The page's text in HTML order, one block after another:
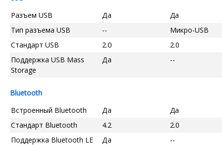
Разъем USB
Да
Да
Тип разъема USB
--
Микро-USB
Стандарт USB
2.0
2.0
Поддержка USB Mass
Storage
Да --
Bluetooth
Встроенный Bluetooth
Да
Да
Стандарт Bluetooth
4.2
2.0
Поддержка Bluetooth LE
Да
--